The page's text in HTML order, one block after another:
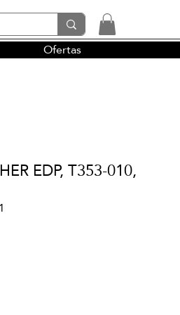
y la perfumería árabe
Ofertas
EDP, T353-010,